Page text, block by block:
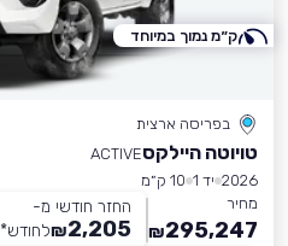
בפריסה ארצית
טויוטה היילקסACTIVE
2026 יד 1
10 ק״מ
מחיר
295,247
₪
החזר חודשי מ-
2,205
₪לחודש*
ק״מ נמוך במיוחד